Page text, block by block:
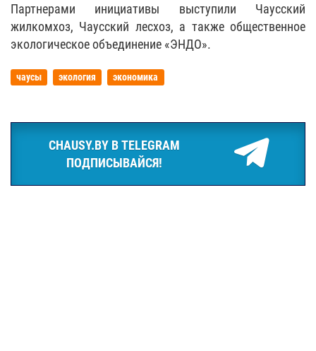
Партнерами инициативы выступили Чаусский
жилкомхоз, Чаусский лесхоз, а также общественное
экологическое объединение «ЭНДО».
чаусы экология экономика
CHAUSY.BY В TELEGRAM
ПОДПИСЫВАЙСЯ!